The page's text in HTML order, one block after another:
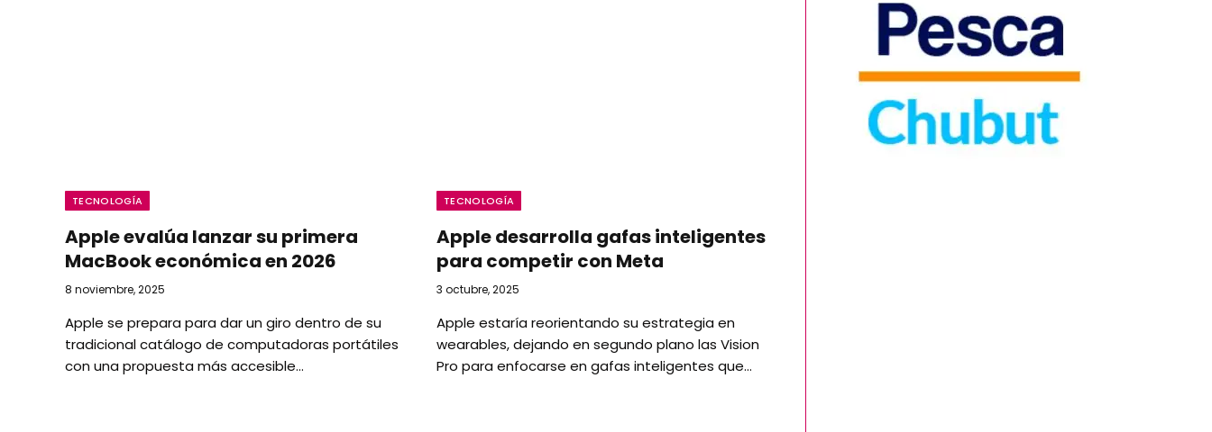
TECNOLOGÍA
Apple evalúa lanzar su primera
MacBook económica en 2026
8 noviembre, 2025
Apple se prepara para dar un giro dentro de su
tradicional catálogo de computadoras portátiles
con una propuesta más accesible…
TECNOLOGÍA
Apple desarrolla gafas inteligentes
para competir con Meta
3 octubre, 2025
Apple estaría reorientando su estrategia en
wearables, dejando en segundo plano las Vision
Pro para enfocarse en gafas inteligentes que…